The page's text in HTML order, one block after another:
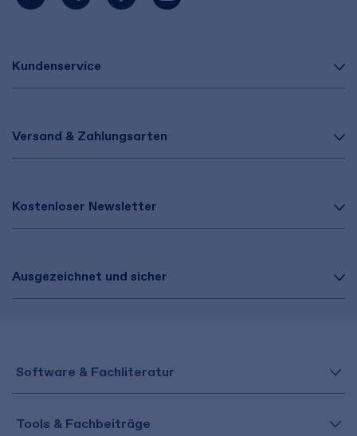
Kundenservice
Versand & Zahlungsarten
Kostenloser Newsletter
Ausgezeichnet und sicher
Software & Fachliteratur
Tools & Fachbeiträge